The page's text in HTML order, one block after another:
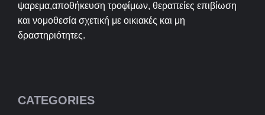
ψαρεμα,αποθήκευση τροφίμων, θεραπείες επιβίωση
και νομοθεσία σχετική με οικιακές και μη
δραστηριότητες.
CATEGORIES